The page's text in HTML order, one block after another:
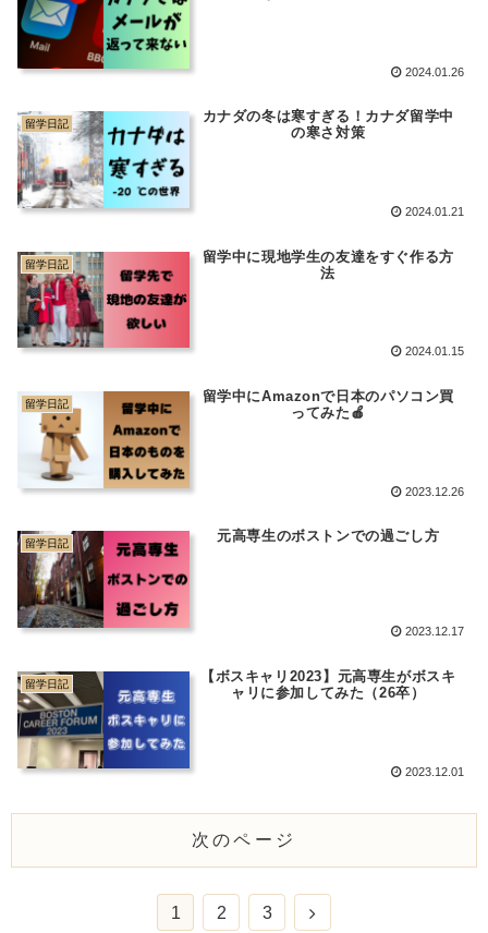
2024.01.26
留学日記
カナダの冬は寒すぎる！カナダ留学中
の寒さ対策
2024.01.21
留学日記
留学中に現地学生の友達をすぐ作る方
法
2024.01.15
留学日記
留学中にAmazonで日本のパソコン買
ってみた🍎
2023.12.26
留学日記 元高専生のボストンでの過ごし方
2023.12.17
留学日記
【ボスキャリ2023】元高専生がボスキ
ャリに参加してみた（26卒）
2023.12.01
次のページ
1 2 3 次